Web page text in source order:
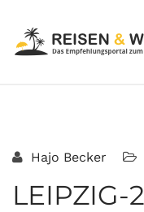
Hajo Becker
LEIPZIG-